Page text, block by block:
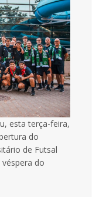
esta terça-feira,
do
de Futsal
do